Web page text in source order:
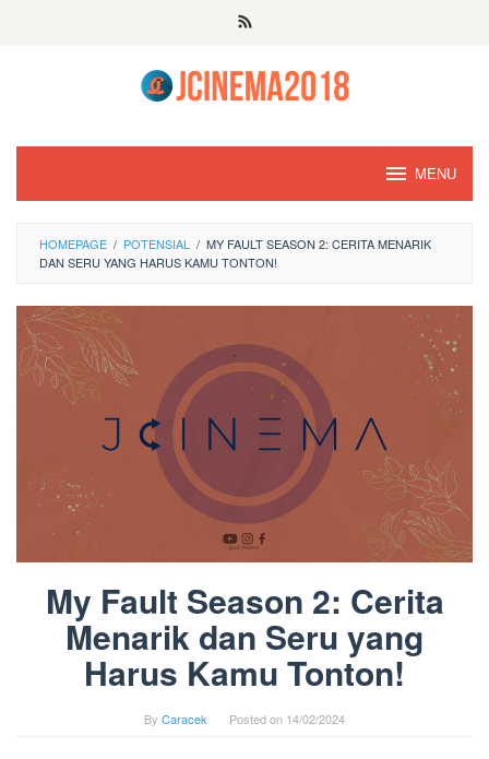
MENU
HOMEPAGE / POTENSIAL / MY FAULT SEASON 2: CERITA MENARIK
DAN SERU YANG HARUS KAMU TONTON!
My Fault Season 2: Cerita
Menarik dan Seru yang
Harus Kamu Tonton!
By Caracek Posted on 14/02/2024